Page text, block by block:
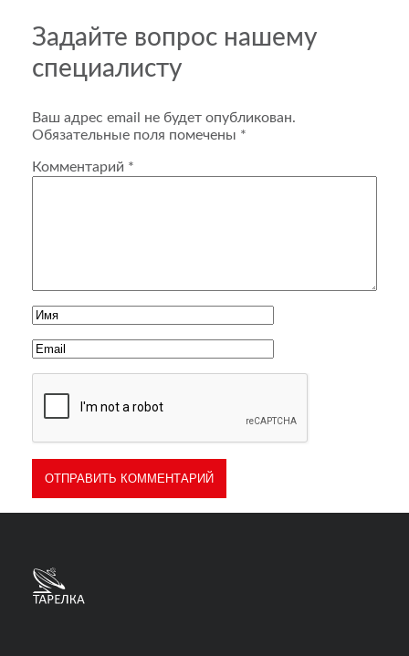
Задайте вопрос нашему
специалисту
Ваш адрес email не будет опубликован.
Обязательные поля помечены *
Комментарий *